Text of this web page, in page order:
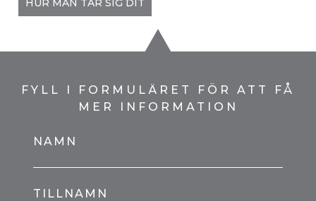
HUR MAN TAR SIG DIT
FYLL I FORMULÄRET FÖR ATT FÅ
MER INFORMATION
NAMN
TILLNAMN